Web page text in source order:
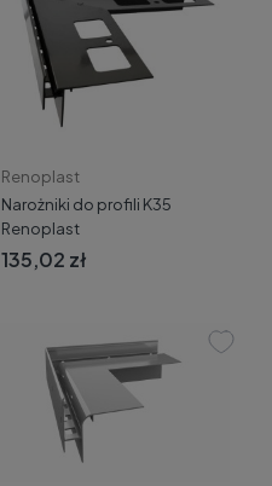
Renoplast
Narożniki do profili K35
Renoplast
135,02 zł